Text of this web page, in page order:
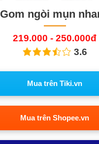
Gom ngòi mụn
219.000 - 250.000đ
3.6
Mua trên Tiki.vn
Mua trên Shopee.vn